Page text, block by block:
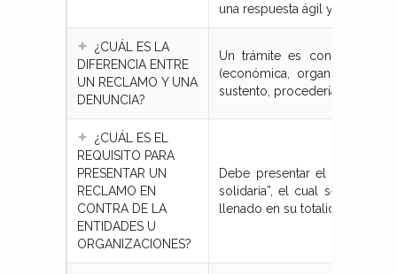
una respuesta ágil y expedita
¿CUÁL ES LA
DIFERENCIA ENTRE
UN RECLAMO Y UNA
DENUNCIA?
Un trámite es considerado
(económica,
sustento, procedería a
¿CUÁL ES EL
REQUISITO PARA
PRESENTAR UN
RECLAMO EN
CONTRA DE LA
ENTIDADES U
ORGANIZACIONES?
Debe presentar el
solidaria”, el cual se
llenado en su totalidad con la